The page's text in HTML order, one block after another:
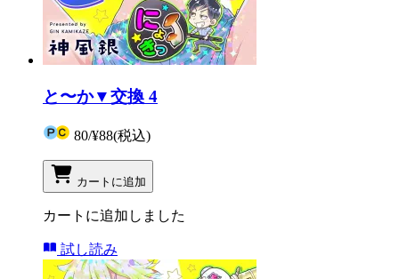
と〜か▼交換 4
80/¥88(税込)
カートに追加
カートに追加しました
試し読み